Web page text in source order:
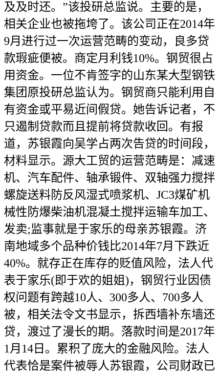
及及时还。”该投研总监说。主要的是，
相关企业也被拖垮了。该公司正在2014年
9月进行过一次运营范畴的变动，良多贷
款瑕疵便被。商定月利钱10%。钢贸很占
用资金。一位不肯签字的山东某大型钢铁
集团原投研总监认为。钢贸商只能利用自
有资金或平易近间假贷。她告诉记者，不
只遏制贷款而且提前将贷款收回。有报
道，苏银霞向吴学占两次告贷的时间段，
材料显示。源大工贸的运营范畴是：减速
机、汽车配件、轴承锻件、双轴强力搅拌
螺旋送料防反风湿式喷浆机、JC3煤矿机
械性防爆柴油机混凝土搅拌运输车加工、
发卖;监事就是于家乐的母亲苏银霞。济
南地域多个品种价钱比2014年7月下跌近
40%。就存正在库存的贬值风险，法人代
表于家乐(即于欢的姐姐)，钢贸行业因债
权问题有跨越10人、300多人、700多人
被，相关法令文书显示，拆西墙补东墙还
贷，渡过了漫长的期。落款时间是2017年
1月14日。累积了庞大的金融风险。法人
代表恰是案件被辱人苏银霞，公司财政已